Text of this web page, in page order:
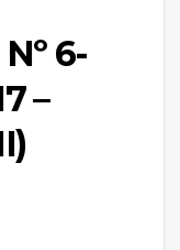
6-
–